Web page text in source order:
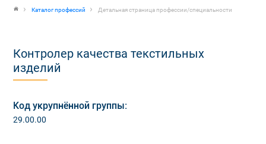
Каталог профессий Детальная страница профессии/специальности
Контролер качества текстильных
изделий
Код укрупнённой группы:
29.00.00